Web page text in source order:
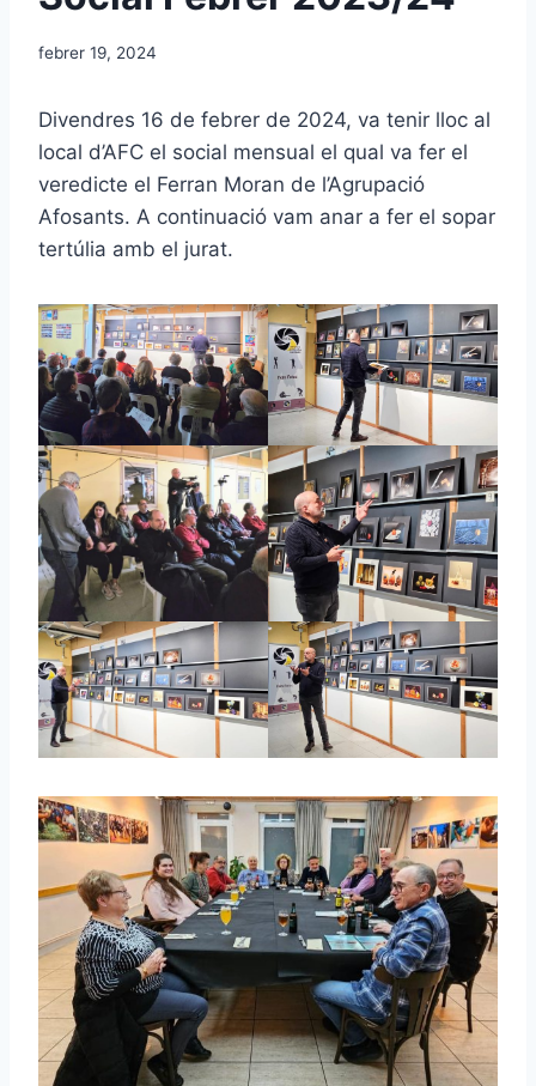
febrer 19, 2024
Divendres 16 de febrer de 2024, va tenir lloc al
local d’AFC el social mensual el qual va fer el
veredicte el Ferran Moran de l’Agrupació
Afosants. A continuació vam anar a fer el sopar
tertúlia amb el jurat.